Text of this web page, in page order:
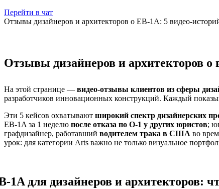
Перейти в чат
Отзывы дизайнеров и архитекторов о EB-1A: 5 видео-
Отзывы дизайнеров и архитекторов
На этой странице — видео-отзывы клиентов из сферы
разработчиков инновационных конструкций. Каждый
Эти 5 кейсов охватывают широкий спектр дизайнерских
EB-1A за 1 неделю после отказа по O-1 у других юристов;
графдизайнер, работавший водителем трака в США во
урок: для категории Arts важно не только визуальное
1A для дизайнеров и архитекторов: